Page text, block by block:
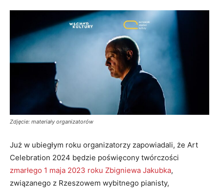
Zdjęcie: materiały organizatorów
Już w ubiegłym roku organizatorzy zapowiadali, że Art
Celebration 2024 będzie poświęcony twórczości
zmarłego 1 maja 2023 roku Zbigniewa Jakubka,
związanego z Rzeszowem wybitnego pianisty,